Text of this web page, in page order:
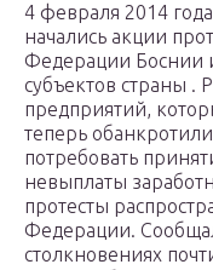
4 февраля 2014
начались акции
Федерации Боснии
субъектов страны .
предприятий,
теперь
потребовать
невыплаты
протесты
Федерации.
столкновениях